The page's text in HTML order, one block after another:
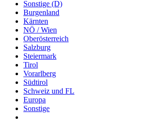
Sonstige (D)
Burgenland
Kärnten
NÖ / Wien
Oberösterreich
Salzburg
Steiermark
Tirol
Vorarlberg
Südtirol
Schweiz und FL
Europa
Sonstige